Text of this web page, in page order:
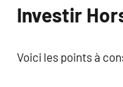
Investir
Voici les points à